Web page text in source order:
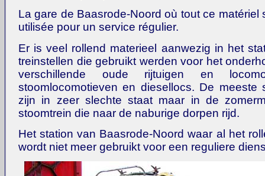
La gare de Baasrode-Noord où tout ce matériel
utilisée pour un service régulier.
Er is veel rollend materieel aanwezig in het
treinstellen die gebruikt werden voor het
verschillende oude rijtuigen en
stoomlocomotieven en diesellocs. De meeste
zijn in zeer slechte staat maar in de
stoomtrein die naar de naburige dorpen rijd.
Het station van Baasrode-Noord waar al het
wordt niet meer gebruikt voor een reguliere